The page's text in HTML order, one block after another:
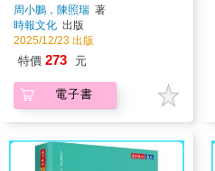
周小鵬，陳照瑞 著
時報文化 出版
2025/12/23 出版
特價 273 元
電子書